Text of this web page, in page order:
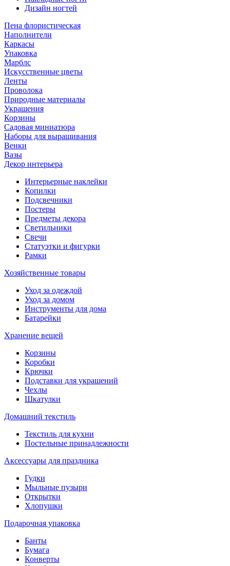
Дизайн ногтей
Пена флористическая
Наполнители
Каркасы
Упаковка
Марблс
Искусственные цветы
Ленты
Проволока
Природные материалы
Украшения
Корзины
Садовая миниатюра
Наборы для выращивания
Венки
Вазы
Декор интерьера
Интерьерные наклейки
Копилки
Подсвечники
Постеры
Предметы декора
Светильники
Свечи
Статуэтки и фигурки
Рамки
Хозяйственные товары
Уход за одеждой
Уход за домом
Инструменты для дома
Батарейки
Хранение вещей
Корзины
Коробки
Крючки
Подставки для украшений
Чехлы
Шкатулки
Домашний текстиль
Текстиль для кухни
Постельные принадлежности
Аксессуары для праздника
Гудки
Мыльные пузыри
Открытки
Хлопушки
Подарочная упаковка
Банты
Бумага
Конверты